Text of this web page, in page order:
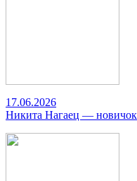
17.06.2026
Никита Нагаец — новичок